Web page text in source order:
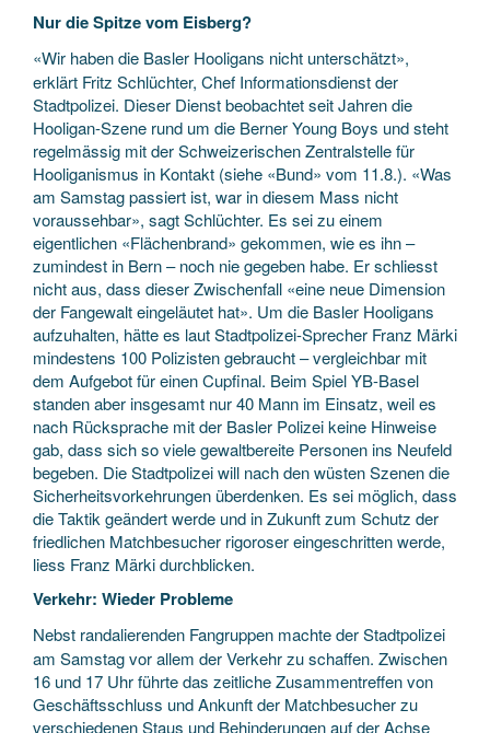
Nur die Spitze vom Eisberg?
«Wir haben die Basler Hooligans nicht unterschätzt»,
erklärt Fritz Schlüchter, Chef Informationsdienst der
Stadtpolizei. Dieser Dienst beobachtet seit Jahren die
Hooligan-Szene rund um die Berner Young Boys und steht
regelmässig mit der Schweizerischen Zentralstelle für
Hooliganismus in Kontakt (siehe «Bund» vom 11.8.). «Was
am Samstag passiert ist, war in diesem Mass nicht
voraussehbar», sagt Schlüchter. Es sei zu einem
eigentlichen «Flächenbrand» gekommen, wie es ihn –
zumindest in Bern – noch nie gegeben habe. Er schliesst
nicht aus, dass dieser Zwischenfall «eine neue Dimension
der Fangewalt eingeläutet hat». Um die Basler Hooligans
aufzuhalten, hätte es laut Stadtpolizei-Sprecher Franz Märki
mindestens 100 Polizisten gebraucht – vergleichbar mit
dem Aufgebot für einen Cupfinal. Beim Spiel YB-Basel
standen aber insgesamt nur 40 Mann im Einsatz, weil es
nach Rücksprache mit der Basler Polizei keine Hinweise
gab, dass sich so viele gewaltbereite Personen ins Neufeld
begeben. Die Stadtpolizei will nach den wüsten Szenen die
Sicherheitsvorkehrungen überdenken. Es sei möglich, dass
die Taktik geändert werde und in Zukunft zum Schutz der
friedlichen Matchbesucher rigoroser eingeschritten werde,
liess Franz Märki durchblicken.
Verkehr: Wieder Probleme
Nebst randalierenden Fangruppen machte der Stadtpolizei
am Samstag vor allem der Verkehr zu schaffen. Zwischen
16 und 17 Uhr führte das zeitliche Zusammentreffen von
Geschäftsschluss und Ankunft der Matchbesucher zu
verschiedenen Staus und Behinderungen auf der Achse